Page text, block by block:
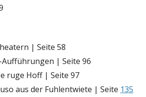
| Seite 58
Aufführungen | Seite 96
ruge Hoff | Seite 97
aus der Fuhlentwiete | Seite 135